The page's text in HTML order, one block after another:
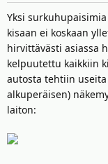
Yksi
kisaan ei koskaan
hirvittävästi asiassa
kelpuutettu kaikkiin
autosta tehtiin
alkuperäisen)
laiton: